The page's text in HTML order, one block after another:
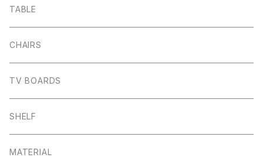
TABLE
CHAIRS
TV BOARDS
SHELF
MATERIAL